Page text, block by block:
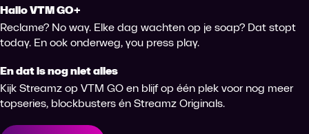
Hallo VTM GO+
Reclame? No way. Elke dag wachten op je soap? Dat stopt
today. En ook onderweg, you press play.
En dat is nog niet alles
Kijk Streamz op VTM GO en blijf op één plek voor nog meer
topseries, blockbusters én Streamz Originals.